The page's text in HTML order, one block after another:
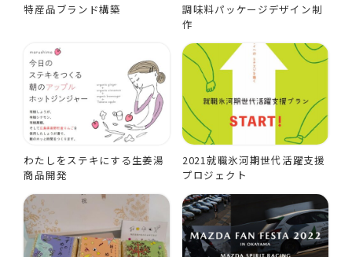
特産品ブランド構築
調味料パッケージデザイン制
作
わたしをステキにする生姜湯
商品開発
2021就職氷河期世代活躍支援
プロジェクト